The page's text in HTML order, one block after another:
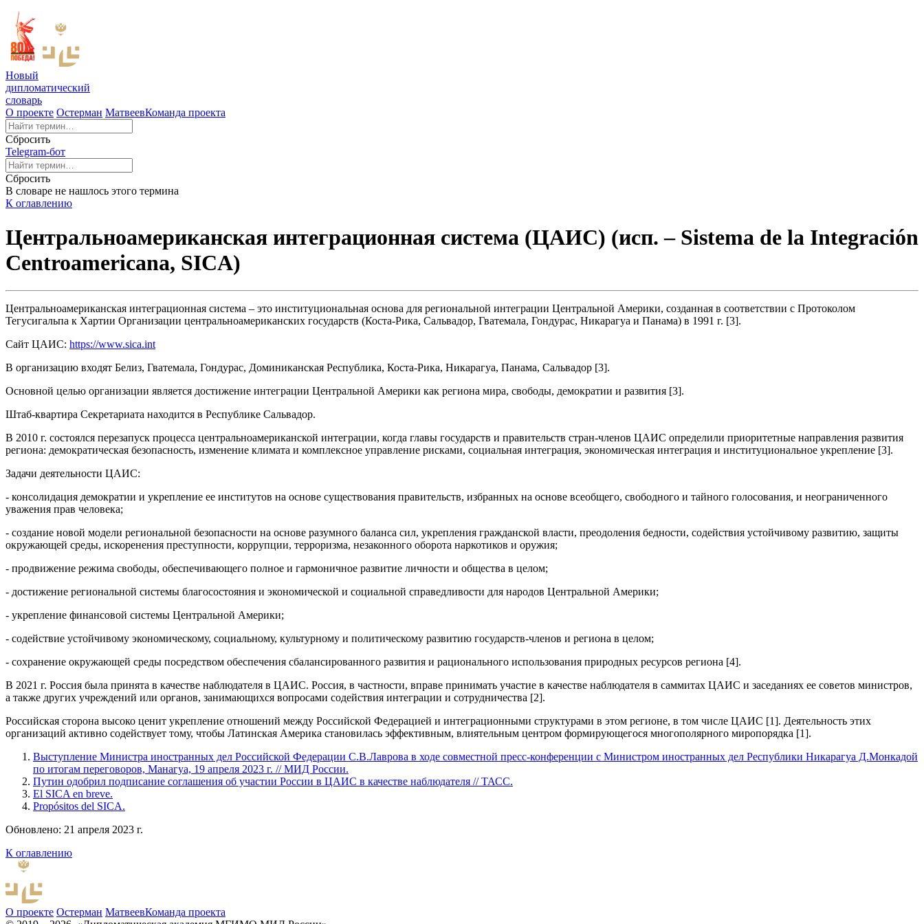
Новый
дипломатический
словарь
О проекте Остерман МатвеевКоманда проекта
Сбросить
Telegram-бот
Сбросить
В словаре не нашлось этого термина
К оглавлению
Центральноамериканская интеграционная система (ЦАИС) (исп. – Sistema de la Integración
Centroamericana, SICA)
Центральноамериканская интеграционная система – это институциональная основа для региональной интеграции Центральной Америки, созданная в соответствии с Протоколом
Тегусигальпа к Хартии Организации центральноамериканских государств (Коста-Рика, Сальвадор, Гватемала, Гондурас, Никарагуа и Панама) в 1991 г. [3].
Сайт ЦАИС: https://www.sica.int
В организацию входят Белиз, Гватемала, Гондурас, Доминиканская Республика, Коста-Рика, Никарагуа, Панама, Сальвадор [3].
Основной целью организации является достижение интеграции Центральной Америки как региона мира, свободы, демократии и развития [3].
Штаб-квартира Секретариата находится в Республике Сальвадор.
В 2010 г. состоялся перезапуск процесса центральноамериканской интеграции, когда главы государств и правительств стран-членов ЦАИС определили приоритетные направления развития
региона: демократическая безопасность, изменение климата и комплексное управление рисками, социальная интеграция, экономическая интеграция и институциональное укрепление [3].
Задачи деятельности ЦАИС:
- консолидация демократии и укрепление ее институтов на основе существования правительств, избранных на основе всеобщего, свободного и тайного голосования, и неограниченного
уважения прав человека;
- создание новой модели региональной безопасности на основе разумного баланса сил, укрепления гражданской власти, преодоления бедности, содействия устойчивому развитию, защиты
окружающей среды, искоренения преступности, коррупции, терроризма, незаконного оборота наркотиков и оружия;
- продвижение режима свободы, обеспечивающего полное и гармоничное развитие личности и общества в целом;
- достижение региональной системы благосостояния и экономической и социальной справедливости для народов Центральной Америки;
- укрепление финансовой системы Центральной Америки;
- содействие устойчивому экономическому, социальному, культурному и политическому развитию государств-членов и региона в целом;
- сохранение окружающей среды посредством обеспечения сбалансированного развития и рационального использования природных ресурсов региона [4].
В 2021 г. Россия была принята в качестве наблюдателя в ЦАИС. Россия, в частности, вправе принимать участие в качестве наблюдателя в саммитах ЦАИС и заседаниях ее советов министров,
а также других учреждений или органов, занимающихся вопросами содействия интеграции и сотрудничества [2].
Российская сторона высоко ценит укрепление отношений между Российской Федерацией и интеграционными структурами в этом регионе, в том числе ЦАИС [1]. Деятельность этих
организаций активно содействует тому, чтобы Латинская Америка становилась эффективным, влиятельным центром формирующегося многополярного миропорядка [1].
Выступление Министра иностранных дел Российской Федерации С.В.Лаврова в ходе совместной пресс-конференции с Министром иностранных дел Республики Никарагуа Д.Монкадой
по итогам переговоров, Манагуа, 19 апреля 2023 г. // МИД России.
Путин одобрил подписание соглашения об участии России в ЦАИС в качестве наблюдателя // ТАСС.
El SICA en breve.
Propósitos del SICA.
Обновлено: 21 апреля 2023 г.
К оглавлению
О проекте Остерман МатвеевКоманда проекта